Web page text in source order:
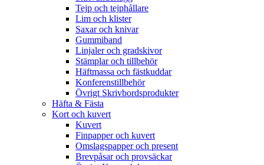
Tejp och tejphållare
Lim och klister
Saxar och knivar
Gummiband
Linjaler och gradskivor
Stämplar och tillbehör
Häftmassa och fästkuddar
Konferenstillbehör
Övrigt Skrivbordsprodukter
Häfta & Fästa
Kort och kuvert
Kuvert
Finpapper och kuvert
Omslagspapper och present
Brevpåsar och provsäckar